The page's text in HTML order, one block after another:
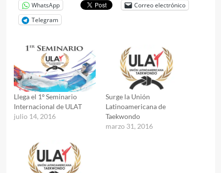
WhatsApp
Correo electrónico
Telegram
Llega el 1º Seminario
Internacional de ULAT
julio 14, 2016
Surge la Unión
Latinoamericana de
Taekwondo
marzo 31, 2016